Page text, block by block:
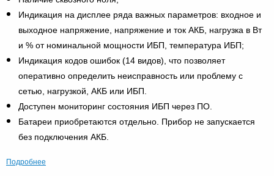
Индикация на дисплее ряда важных параметров: входное и
выходное напряжение, напряжение и ток АКБ, нагрузка в Вт
и % от номинальной мощности ИБП, температура ИБП;
Индикация кодов ошибок (14 видов), что позволяет
оперативно определить неисправность или проблему с
сетью, нагрузкой, АКБ или ИБП.
Доступен мониторинг состояния ИБП через ПО.
Батареи приобретаются отдельно. Прибор не запускается
без подключения АКБ.
Подробнее